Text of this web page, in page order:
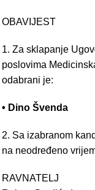
OBAVIJEST
1. Za sklapanje
poslovima
odabrani je:
• Dino Švenda
2. Sa izabranom
na neodređeno
RAVNATELJ